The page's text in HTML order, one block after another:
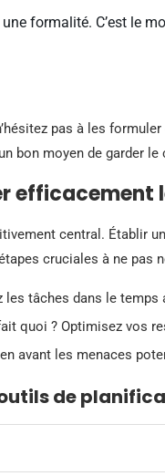
formalité. C’est le
pas à les
bon moyen de garder
efficacement
central. Établir
cruciales à ne pas
les tâches dans le
quoi ? Optimisez vos
avant les menaces
de